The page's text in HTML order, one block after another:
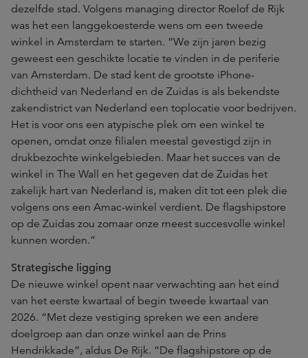
dezelfde stad. Volgens managing director Roelof de Rijk
was het een langgekoesterde wens om een tweede
winkel in Amsterdam te starten. “We zijn jaren bezig
geweest een geschikte locatie te vinden in de periferie
van Amsterdam. De stad kent de grootste iPhone-
dichtheid van Nederland en de Zuidas is als bekendste
zakendistrict van Nederland een toplocatie voor bedrijven.
Het is voor ons een atypische plek om een winkel te
openen, omdat onze filialen meestal gevestigd zijn in
drukbezochte winkelgebieden. Maar het succes van de
winkel in The Wall en het gegeven dat de Zuidas het
zakelijk hart van Nederland is, maken dit tot een plek die
volgens ons een Amac-winkel verdient. De flagshipstore
op de Zuidas zou zomaar onze meest succesvolle winkel
kunnen worden.”
Strategische ligging
De nieuwe winkel opent naar verwachting aan het eind
van het eerste kwartaal of begin tweede kwartaal van
2026. “Met deze vestiging spreken we een andere
doelgroep aan dan onze winkel aan de Prins
Hendrikkade”, aldus De Rijk. “De flagshipstore op de